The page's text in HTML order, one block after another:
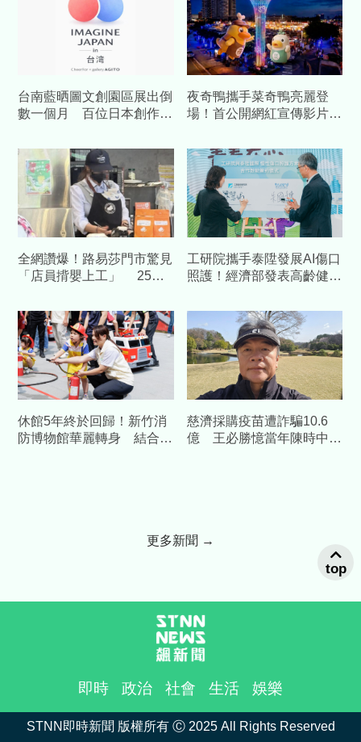
台南藍晒圖文創園區展出倒
數一個月 百位日本創作者
夜奇鴨攜手菜奇鴨亮麗登
場！首公開網紅宣傳影片
全網讚爆！路易莎門市驚見
「店員揹嬰上工」 25萬
情
工研院攜手泰陞發展AI傷口
照護！經濟部發表高齡健康
休館5年終於回歸！新竹消
防博物館華麗轉身 結合科
慈濟採購疫苗遭詐騙10.6
億 王必勝憶當年陳時中睿
更多新聞 →
即時 政治 社會 生活 娛樂
STNN即時新聞 版權所有 Ⓒ 2025 All Rights Reserved
top